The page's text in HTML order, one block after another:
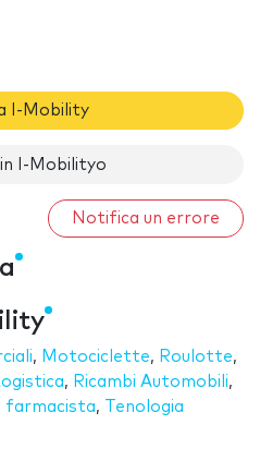
I-Mobility
I-Mobilityo
Notifica un errore
, Motociclette, Roulotte,
, Ricambi Automobili,
farmacista,
Tenologia